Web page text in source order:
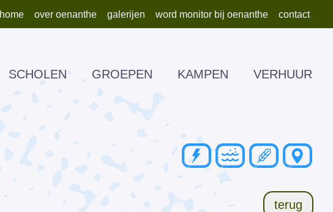
home over oenanthe galerijen word monitor bij oenanthe contact
SCHOLEN GROEPEN KAMPEN VERHUUR
terug